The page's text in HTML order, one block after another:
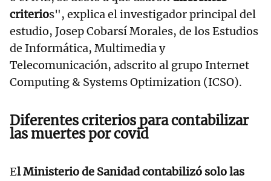
criterios", explica el investigador principal del
estudio, Josep Cobarsí Morales, de los Estudios
de Informática, Multimedia y
Telecomunicación, adscrito al grupo Internet
Computing & Systems Optimization (ICSO).
Diferentes criterios para contabilizar
las muertes por covid
El Ministerio de Sanidad contabilizó solo las